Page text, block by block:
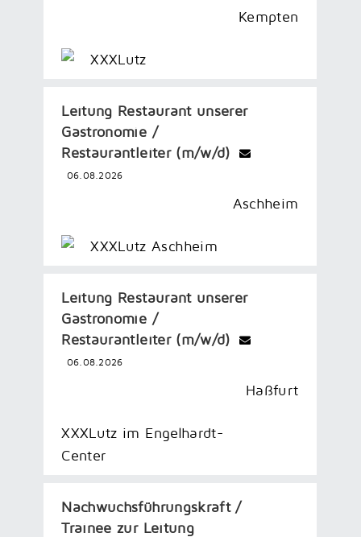
Kempten
XXXLutz
Leitung Restaurant unserer
Gastronomie /
Restaurantleiter (m/w/d)
06.08.2026
Aschheim
XXXLutz Aschheim
Leitung Restaurant unserer
Gastronomie /
Restaurantleiter (m/w/d)
06.08.2026
Haßfurt
XXXLutz im Engelhardt-
Center
Nachwuchsführungskraft /
Trainee zur Leitung